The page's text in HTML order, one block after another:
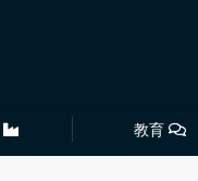
教育